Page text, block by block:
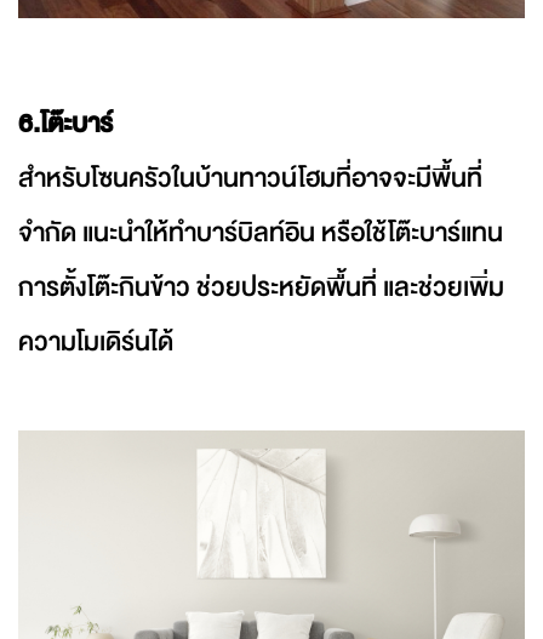
6.โต๊ะบาร์
สำหรับโซนครัวในบ้านทาวน์โฮมที่อาจจะมีพื้นที่
จำกัด แนะนำให้ทำบาร์บิลท์อิน หรือใช้โต๊ะบาร์แทน
การตั้งโต๊ะกินข้าว ช่วยประหยัดพื้นที่ และช่วยเพิ่ม
ความโมเดิร์นได้